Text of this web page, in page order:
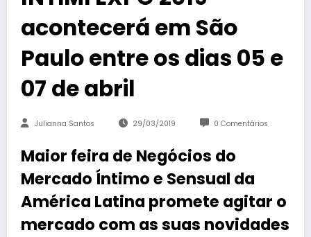
acontecerá em São
Paulo entre os dias 05 e
07 de abril
Julianna Santos 29/03/2019 0 Comentários
Maior feira de Negócios do
Mercado Íntimo e Sensual da
América Latina promete agitar o
mercado com as suas novidades